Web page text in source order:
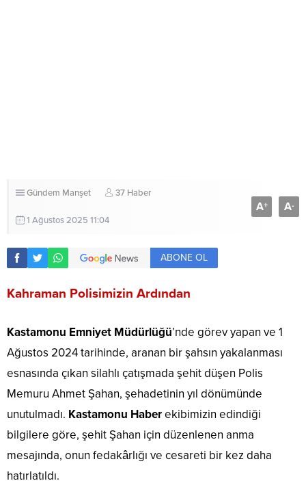
Gündem Manşet 37 Haber
1 Ağustos 2025 11:04
A+ A-
ABONE OL
Kahraman Polisimizin Ardından
Kastamonu Emniyet Müdürlüğü’nde görev yapan ve 1
Ağustos 2024 tarihinde, aranan bir şahsın yakalanması
esnasında çıkan silahlı çatışmada şehit düşen Polis
Memuru Ahmet Şahan, şehadetinin yıl dönümünde
unutulmadı. Kastamonu Haberekibimizin edindiği
bilgilere göre, şehit Şahan için düzenlenen anma
mesajında, onun fedakârlığı ve cesareti bir kez daha
hatırlatıldı.